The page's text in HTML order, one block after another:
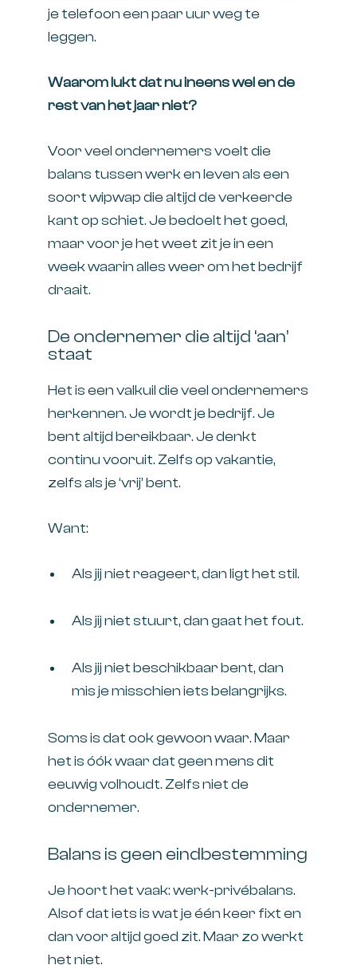
je telefoon een paar uur weg te
leggen.
Waarom lukt dat nu ineens wel en de
rest van het jaar niet?
Voor veel ondernemers voelt die
balans tussen werk en leven als een
soort wipwap die altijd de verkeerde
kant op schiet. Je bedoelt het goed,
maar voor je het weet zit je in een
week waarin alles weer om het bedrijf
draait.
De ondernemer die altijd ‘aan’
staat
Het is een valkuil die veel ondernemers
herkennen. Je wordt je bedrijf. Je
bent altijd bereikbaar. Je denkt
continu vooruit. Zelfs op vakantie,
zelfs als je ‘vrij’ bent.
Want:
Als jij niet reageert, dan ligt het stil.
Als jij niet stuurt, dan gaat het fout.
Als jij niet beschikbaar bent, dan
mis je misschien iets belangrijks.
Soms is dat ook gewoon waar. Maar
het is óók waar dat geen mens dit
eeuwig volhoudt. Zelfs niet de
ondernemer.
Balans is geen eindbestemming
Je hoort het vaak: werk-privébalans.
Alsof dat iets is wat je één keer fixt en
dan voor altijd goed zit. Maar zo werkt
het niet.